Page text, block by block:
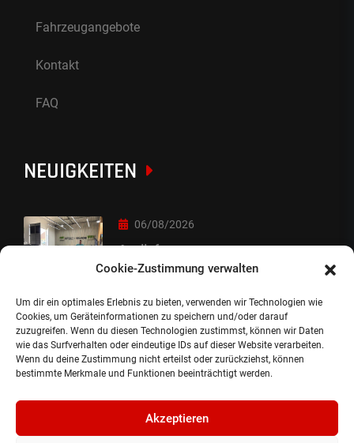
Cookie-Zustimmung verwalten
Um dir ein optimales Erlebnis zu bieten, verwenden wir Technologien wie
Cookies, um Geräteinformationen zu speichern und/oder darauf
zuzugreifen. Wenn du diesen Technologien zustimmst, können wir Daten
wie das Surfverhalten oder eindeutige IDs auf dieser Website verarbeiten.
Wenn du deine Zustimmung nicht erteilst oder zurückziehst, können
bestimmte Merkmale und Funktionen beeinträchtigt werden.
Akzeptieren
Fahrzeugangebote
Kontakt
FAQ
NEUIGKEITEN
06/08/2026
Auslieferung
05/08/2026
Auslieferung :-)